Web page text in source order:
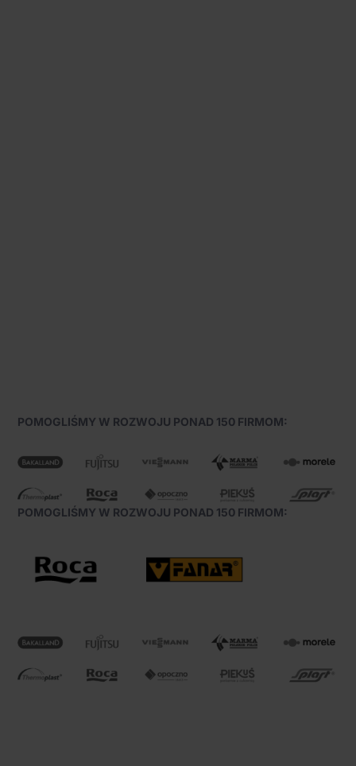
POMOGLIŚMY W ROZWOJU PONAD 150 FIRMOM:
POMOGLIŚMY W ROZWOJU PONAD 150 FIRMOM: